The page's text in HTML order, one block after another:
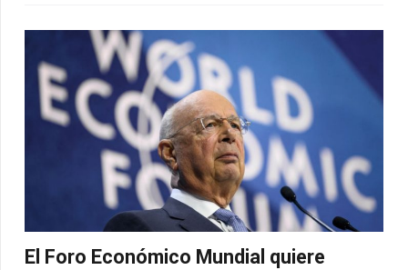
El Foro Económico Mundial quiere